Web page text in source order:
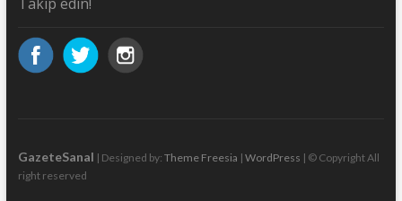
GazeteSanal | Designed by: Theme Freesia | WordPress | © Copyright All
right reserved